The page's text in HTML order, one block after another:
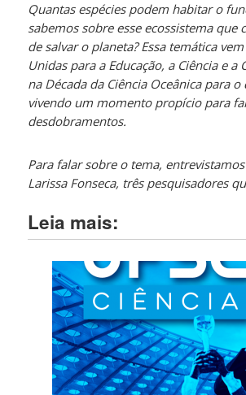
Quantas espécies podem habitar o
sabemos sobre esse ecossistema
de salvar o planeta? Essa temática
Unidas para a Educação, a Ciência e
na Década da Ciência Oceânica para
vivendo um momento propício para
desdobramentos.
Para falar sobre o tema,
Larissa Fonseca, três pesquisadores
Leia mais: